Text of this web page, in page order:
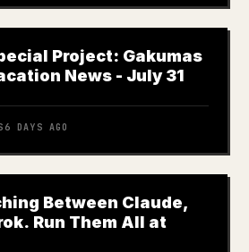
Project: Gakumas
News - July 31
6 DAYS AGO
Between Claude,
Run Them All at